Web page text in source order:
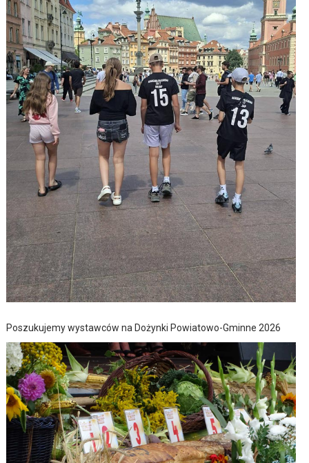
Poszukujemy wystawców na Dożynki Powiatowo-Gminne 2026